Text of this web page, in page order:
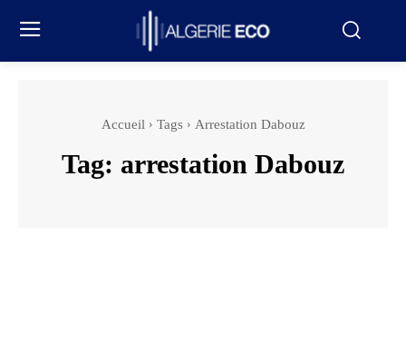
Accueil Tags Arrestation Dabouz
Tag: arrestation Dabouz